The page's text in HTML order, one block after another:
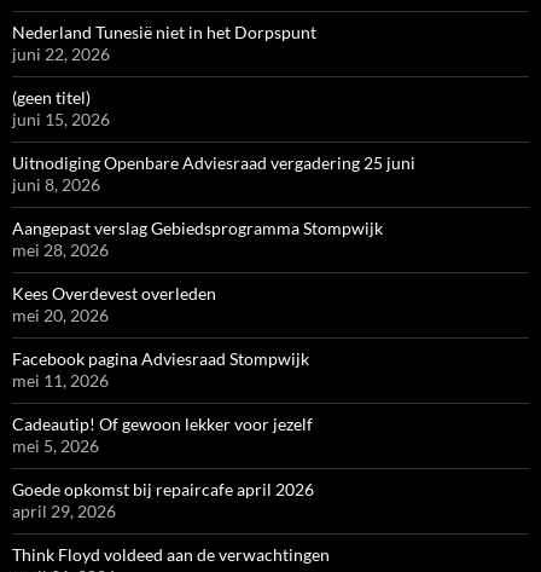
Nederland Tunesië niet in het Dorpspunt
juni 22, 2026
(geen titel)
juni 15, 2026
Uitnodiging Openbare Adviesraad vergadering 25 juni
juni 8, 2026
Aangepast verslag Gebiedsprogramma Stompwijk
mei 28, 2026
Kees Overdevest overleden
mei 20, 2026
Facebook pagina Adviesraad Stompwijk
mei 11, 2026
Cadeautip! Of gewoon lekker voor jezelf
mei 5, 2026
Goede opkomst bij repaircafe april 2026
april 29, 2026
Think Floyd voldeed aan de verwachtingen